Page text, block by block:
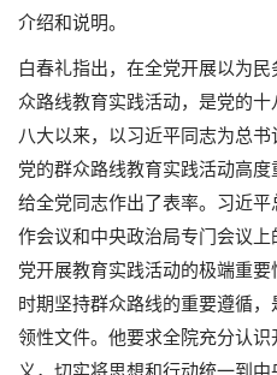
介绍和说明。
白春礼指出，在全党开展以为
众路线教育实践活动，是党的
八大以来，以习近平同志为总
党的群众路线教育实践活动高度
给全党同志作出了表率。习近
作会议和中央政治局专门会议
党开展教育实践活动的极端重
时期坚持群众路线的重要遵循
领性文件。他要求全院充分认